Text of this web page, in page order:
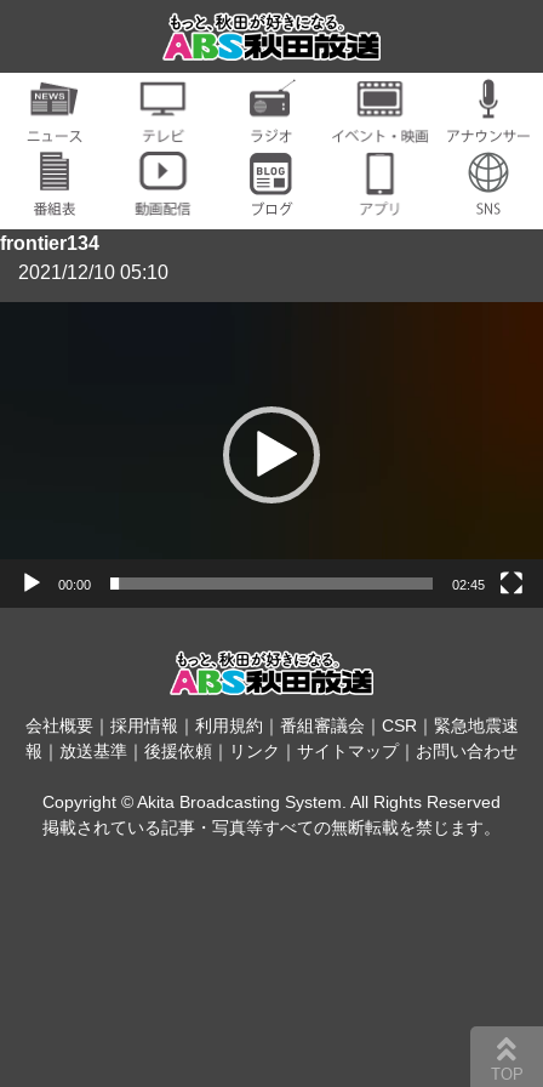
frontier134
2021/12/10 05:10
00:00 02:45
会社概要｜ 採用情報 ｜ 利用規約 ｜ 番組審議会 ｜ CSR｜ 緊急地震速
報 ｜ 放送基準 ｜ 後援依頼 ｜ リンク ｜ サイトマップ｜ お問い合わせ
Copyright © Akita Broadcasting System. All Rights Reserved
掲載されている記事・写真等すべての無断転載を禁じます。